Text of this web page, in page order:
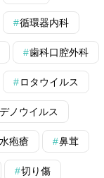
循環器内科
歯科口腔外科
ロタウイルス
ノウイルス
水疱瘡 鼻茸
切り傷